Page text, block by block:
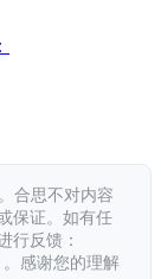
合思不对内容
保证。如有任
行反馈：
。感谢您的理解